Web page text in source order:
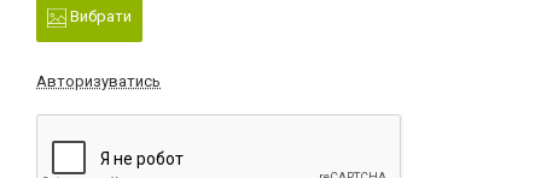
Вибрати
Авторизуватись